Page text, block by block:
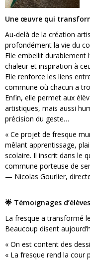
Une œuvre qui
Au-delà de la création
profondément la vie du
Elle embellit durablement
chaleur et inspiration à
Elle renforce les liens
commune où chacun a
Enfin, elle permet aux
artistiques, mais aussi
précision du geste…
« Ce projet de fresque
mêlant apprentissage,
scolaire. Il inscrit dans le
commune porteuse de
— Nicolas Gourlier,
🌟 Témoignages
La fresque a transformé
Beaucoup disent
« On est content des
« La fresque rend la cour